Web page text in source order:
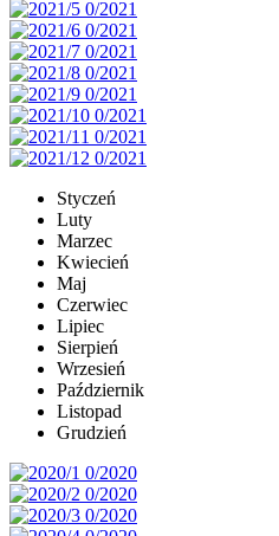
Styczeń
Luty
Marzec
Kwiecień
Maj
Czerwiec
Lipiec
Sierpień
Wrzesień
Październik
Listopad
Grudzień